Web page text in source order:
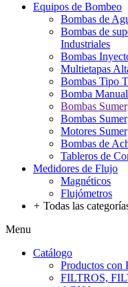
Equipos de Bombeo
Bombas de
Bombas de
Industriales
Bombas
Multietapas
Bombas Tipo
Bomba
Bombas
Bombas
Motores
Bombas de
Tableros de
Medidores de Flujo
Magnéticos
Flujómetros
+ Todas las
Menu
Catálogo
Productos con
FILTROS,